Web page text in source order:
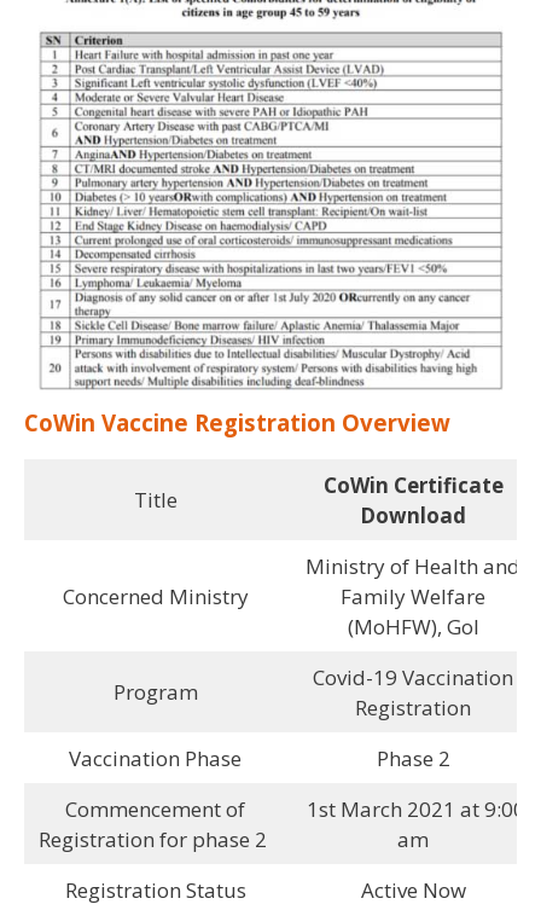
CoWin Vaccine Registration Overview
Title
CoWin Certificate
Download
Concerned Ministry
Ministry of Health and
Family Welfare
(MoHFW), GoI
Program
Covid-19 Vaccination
Registration
Vaccination Phase
Phase 2
Commencement of
Registration for phase 2
1st March 2021 at 9:00
am
Registration Status
Active Now